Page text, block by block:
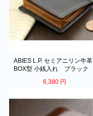
ABIES L.P. セミアニリン牛革
BOX型 小銭入れ ブラック
6,380 円